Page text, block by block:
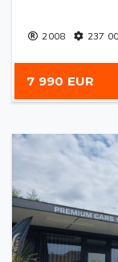
2008 237
7 990 EUR